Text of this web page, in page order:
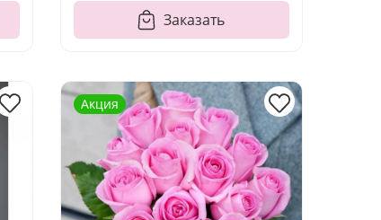
Заказать
Акция